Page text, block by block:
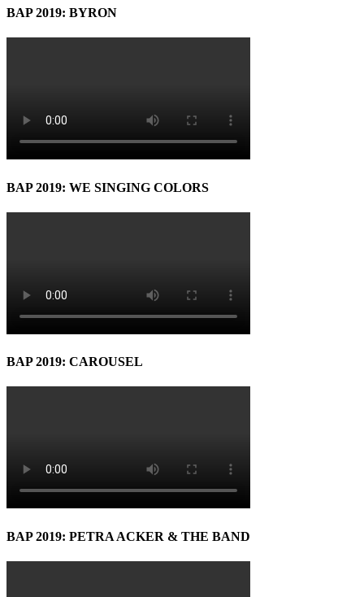
BAP 2019: BYRON
BAP 2019: WE SINGING COLORS
BAP 2019: CAROUSEL
BAP 2019: PETRA ACKER & THE BAND